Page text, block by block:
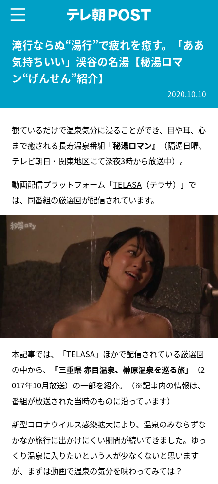
滝行ならぬ“湯行”で疲れを癒す。「ああ
気持ちいい」渓谷の名湯【秘湯ロマ
ン“げんせん”紹介】
2020.10.10
観ているだけで温泉気分に浸ることができ、目や耳、心
まで癒される長寿温泉番組 『秘湯ロマン』
（隔週日曜、
テレビ朝日・関東地区にて深夜3時から放送中）。
動画配信プラットフォーム「TELASA（テラサ）」で
は、同番組の厳選回が配信されています。
本記事では、「TELASA」ほかで配信されている厳選回
の中から、
「三重県 赤目温泉、榊原温泉を巡る旅」
（2
017年10月放送）の一部を紹介。（※記事内の情報は、
番組が放送された当時のものに沿っています）
新型コロナウイルス感染拡大により、温泉のみならずな
かなか旅行に出かけにくい期間が続いてきました。ゆっ
くり温泉に入りたいという人が少なくないと思います
が、まずは動画で温泉の気分を味わってみては？